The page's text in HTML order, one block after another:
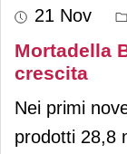
21 Nov
Mortadella
crescita
Nei primi
prodotti 28,8